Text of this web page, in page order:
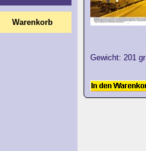
Gewicht: 201 gr
Warenkorb